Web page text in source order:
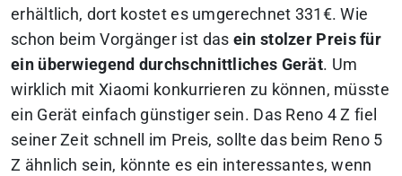
erhältlich, dort kostet es umgerechnet 331€. Wie
schon beim Vorgänger ist das ein stolzer Preis für
ein überwiegend durchschnittliches Gerät. Um
wirklich mit Xiaomi konkurrieren zu können, müsste
ein Gerät einfach günstiger sein. Das Reno 4 Z fiel
seiner Zeit schnell im Preis, sollte das beim Reno 5
Z ähnlich sein, könnte es ein interessantes, wenn